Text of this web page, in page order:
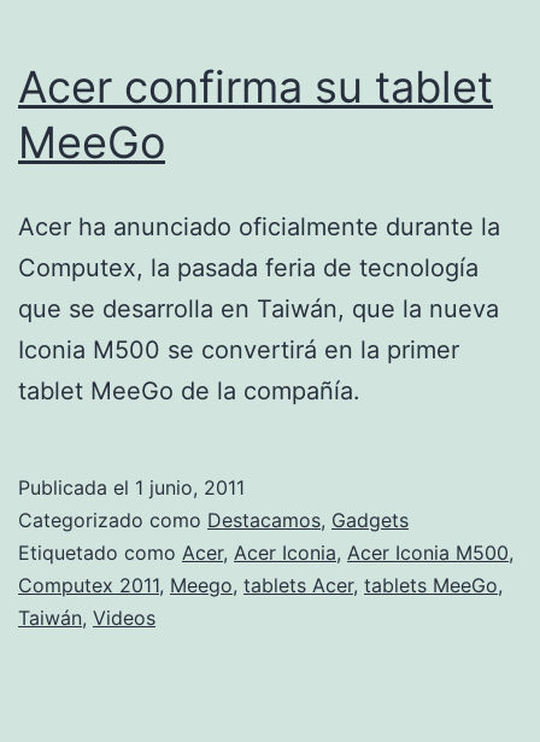
Acer confirma su tablet
MeeGo
Acer ha anunciado oficialmente durante la
Computex, la pasada feria de tecnología
que se desarrolla en Taiwán, que la nueva
Iconia M500 se convertirá en la primer
tablet MeeGo de la compañía.
Publicada el 1 junio, 2011
Categorizado como Destacamos, Gadgets
Etiquetado como Acer, Acer Iconia, Acer Iconia M500,
Computex 2011, Meego, tablets Acer, tablets MeeGo,
Taiwán, Videos